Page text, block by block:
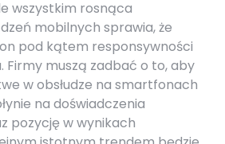
wszystkim rosnąca
mobilnych sprawia, że
pod kątem responsywności
Firmy muszą zadbać o to, aby
w obsłudze na smartfonach
na doświadczenia
pozycję w wynikach